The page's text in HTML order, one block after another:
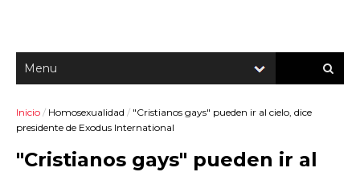
Inicio / Homosexualidad / "Cristianos gays" pueden ir al cielo, dice
presidente de Exodus International
"Cristianos gays" pueden ir al